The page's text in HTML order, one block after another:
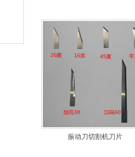
振动刀切割机刀片